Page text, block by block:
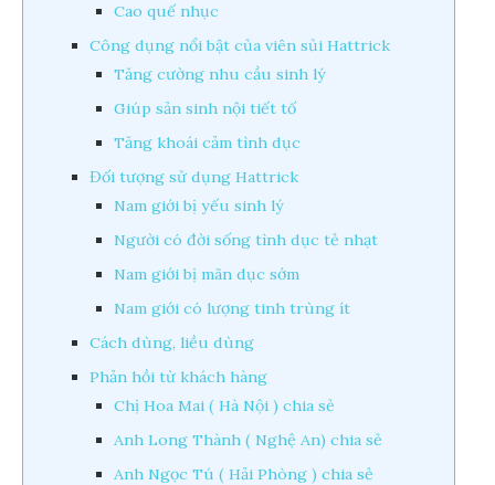
Cao quế nhục
Công dụng nổi bật của viên sủi Hattrick
Tăng cường nhu cầu sinh lý
Giúp sản sinh nội tiết tố
Tăng khoái cảm tình dục
Đối tượng sử dụng Hattrick
Nam giới bị yếu sinh lý
Người có đời sống tình dục tẻ nhạt
Nam giới bị mãn dục sớm
Nam giới có lượng tinh trùng ít
Cách dùng, liều dùng
Phản hồi từ khách hàng
Chị Hoa Mai ( Hà Nội ) chia sẻ
Anh Long Thành ( Nghệ An) chia sẻ
Anh Ngọc Tú ( Hải Phòng ) chia sẻ